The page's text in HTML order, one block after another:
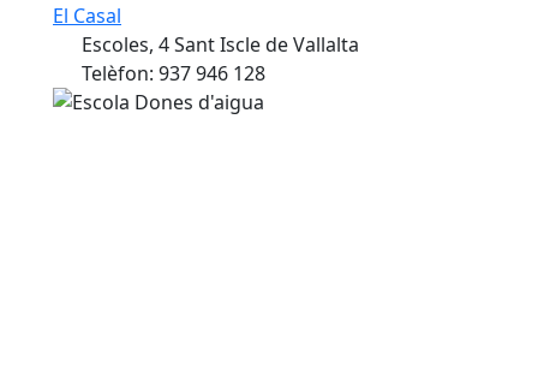
El Casal
Escoles, 4 Sant Iscle de Vallalta
Telèfon: 937 946 128